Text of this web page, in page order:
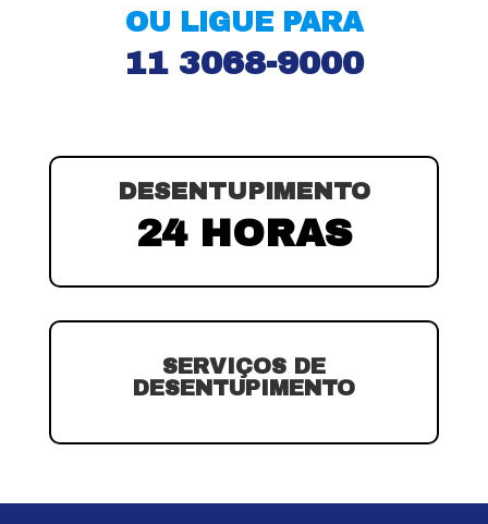
OU LIGUE PARA
11 3068-9000
DESENTUPIMENTO
24 HORAS
SERVIÇOS DE
DESENTUPIMENTO